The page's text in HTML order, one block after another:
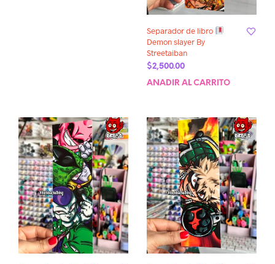
Separador de libro
Demon slayer By
Streetaiban
$2,500.00
AÑADIR AL CARRITO